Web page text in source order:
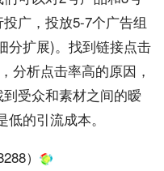
广，投放5-7个广告组
分扩展)。找到链接点击
分析点击率高的原因，
受众和素材之间的暧
的引流成本。
）